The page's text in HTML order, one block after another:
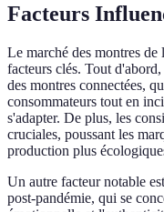
Facteurs
Le marché des montres
facteurs clés. Tout
des montres connectées,
consommateurs tout en
s'adapter. De plus, les
cruciales, poussant les
production plus
Un autre facteur notable
post-pandémie, qui se